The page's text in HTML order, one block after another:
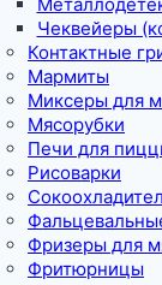
Чеквейеры
Контактные
Мармиты
Миксеры для
Мясорубки
Печи для
Рисоварки
Фризеры для
Фритюрницы